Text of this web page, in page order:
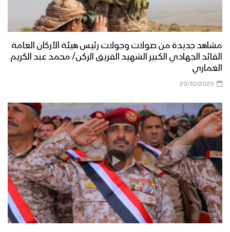
مشاهد جديدة من صولات وجولات رئيس هيئة الأركان العامة
القائد الجهادي الكبير الشهيد الفريق الركن/ محمد عبد الكريم
الغماري
20/10/2025